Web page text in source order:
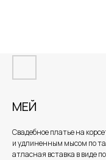
МЕЙ
Свадебное платье на
и удлиненным мысом по
атласная вставка в виде